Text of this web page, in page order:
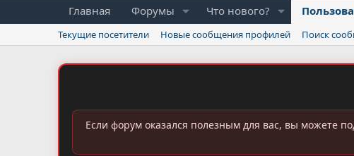
Главная Форумы Что нового?
Текущие посетители Новые сообщения профилей Поиск
Если форум оказался полезным для вас, вы можете